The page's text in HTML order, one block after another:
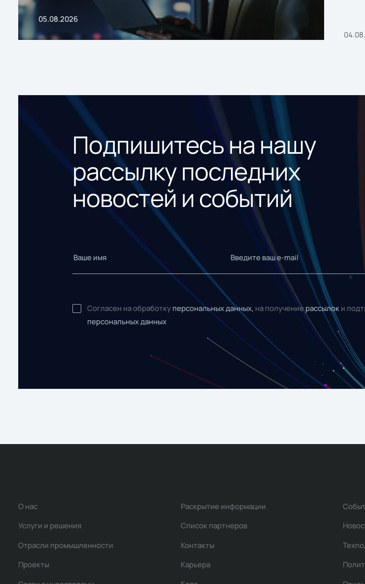
05.08.2026
Подпишитесь на нашу
рассылку последних
новостей и событий
Согласен на обработку персональных данных, на получениерассылок и
персональных данных
О нас
Услуги и решения
Отрасли промышленности
Проекты
Раскрытие информации
Список партнеров
Контакты
Карьера